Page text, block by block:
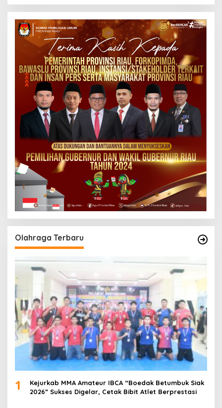
Olahraga Terbaru
1
Kejurkab MMA Amateur IBCA “Boedak Betumbuk Siak
2026” Sukses Digelar, Cetak Bibit Atlet Berprestasi